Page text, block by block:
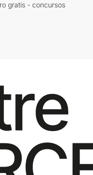
gratis - concursos